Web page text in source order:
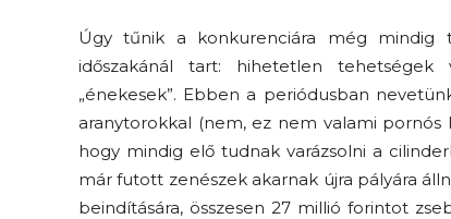
Úgy tűnik a konkurenciára még mindig
időszakánál tart: hihetetlen tehetségek
„énekesek”. Ebben a periódusban
aranytorokkal (nem, ez nem valami
hogy mindig elő tudnak varázsolni a
már futott zenészek akarnak újra pályára
beindítására, összesen 27 millió forintot
S03E02 premier